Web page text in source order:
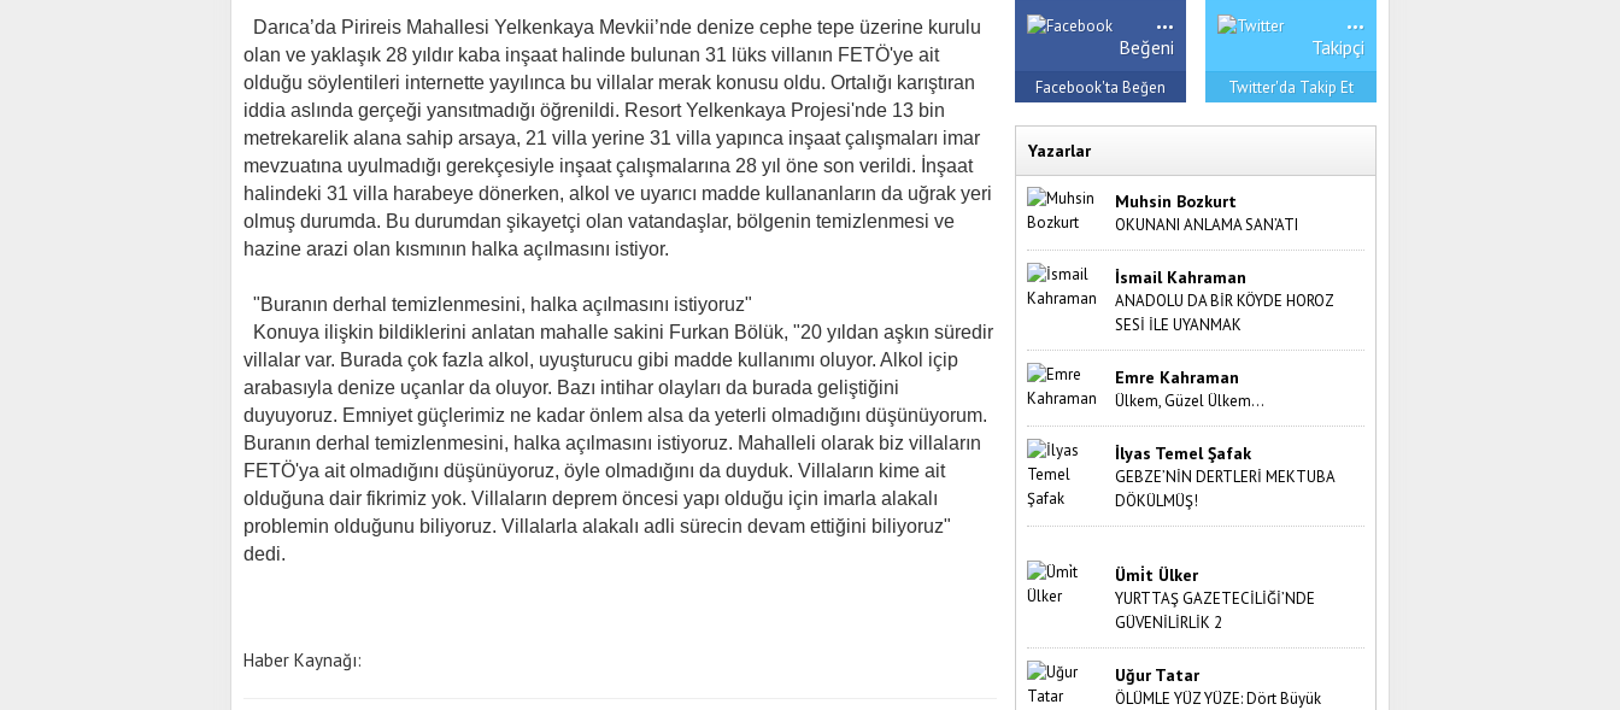
Darıca’da Pirireis Mahallesi Yelkenkaya Mevkii’nde denize cephe tepe üzerine kurulu
olan ve yaklaşık 28 yıldır kaba inşaat halinde bulunan 31 lüks villanın FETÖ'ye ait
olduğu söylentileri internette yayılınca bu villalar merak konusu oldu. Ortalığı karıştıran
iddia aslında gerçeği yansıtmadığı öğrenildi. Resort Yelkenkaya Projesi'nde 13 bin
metrekarelik alana sahip arsaya, 21 villa yerine 31 villa yapınca inşaat çalışmaları imar
mevzuatına uyulmadığı gerekçesiyle inşaat çalışmalarına 28 yıl öne son verildi. İnşaat
halindeki 31 villa harabeye dönerken, alkol ve uyarıcı madde kullananların da uğrak yeri
olmuş durumda. Bu durumdan şikayetçi olan vatandaşlar, bölgenin temizlenmesi ve
hazine arazi olan kısmının halka açılmasını istiyor.
"Buranın derhal temizlenmesini, halka açılmasını istiyoruz"
Konuya ilişkin bildiklerini anlatan mahalle sakini Furkan Bölük, "20 yıldan aşkın süredir
villalar var. Burada çok fazla alkol, uyuşturucu gibi madde kullanımı oluyor. Alkol içip
arabasıyla denize uçanlar da oluyor. Bazı intihar olayları da burada geliştiğini
duyuyoruz. Emniyet güçlerimiz ne kadar önlem alsa da yeterli olmadığını düşünüyorum.
Buranın derhal temizlenmesini, halka açılmasını istiyoruz. Mahalleli olarak biz villaların
FETÖ'ya ait olmadığını düşünüyoruz, öyle olmadığını da duyduk. Villaların kime ait
olduğuna dair fikrimiz yok. Villaların deprem öncesi yapı olduğu için imarla alakalı
problemin olduğunu biliyoruz. Villalarla alakalı adli sürecin devam ettiğini biliyoruz"
dedi.
Haber Kaynağı:
...
Beğeni
Facebook'ta Beğen
...
Takipçi
Twitter'da Takip Et
Yazarlar
Muhsin Bozkurt
OKUNANI ANLAMA SAN’ATI
İsmail Kahraman
ANADOLU DA BİR KÖYDE HOROZ
SESİ İLE UYANMAK
Emre Kahraman
Ülkem, Güzel Ülkem…
İlyas Temel Şafak
GEBZE’NİN DERTLERİ MEKTUBA
DÖKÜLMÜŞ!
Ümi̇t Ülker
YURTTAŞ GAZETECİLİĞİ’NDE
GÜVENİLİRLİK 2
Uğur Tatar
ÖLÜMLE YÜZ YÜZE: Dört Büyük